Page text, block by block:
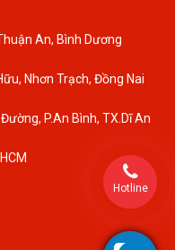
An, Bình Dương
Nhơn Trạch, Đồng Nai
P.An Bình, TX.Dĩ An
Hotline